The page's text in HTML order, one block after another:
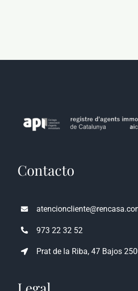
atencioncliente@rencasa.com
973 22 32 52